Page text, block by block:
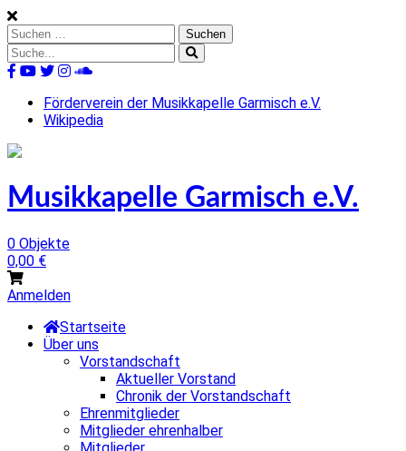
Skip
to
content
Suchen
nach:
Suche
nach:
Förderverein der Musikkapelle Garmisch e.V.
Wikipedia
Musikkapelle Garmisch e.V.
0 Objekte
0,00 €
Anmelden
Startseite
Über uns
Vorstandschaft
Aktueller Vorstand
Chronik der Vorstandschaft
Ehrenmitglieder
Mitglieder ehrenhalber